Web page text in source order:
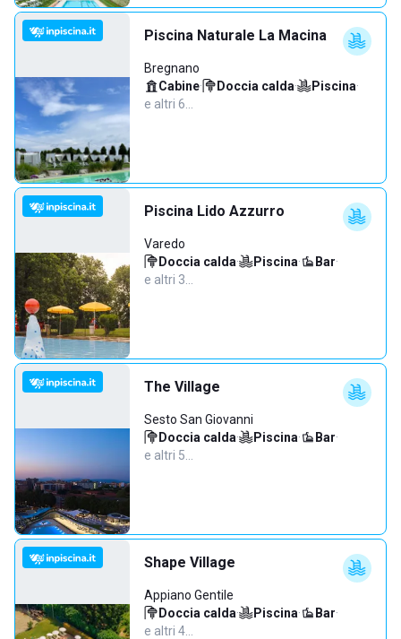
Piscina Naturale La Macina
Bregnano
Cabine· Doccia calda· Piscina·
e altri 6…
Piscina Lido Azzurro
Varedo
Doccia calda· Piscina· Bar·
e altri 3…
The Village
Sesto San Giovanni
Doccia calda· Piscina· Bar·
e altri 5…
Shape Village
Appiano Gentile
Doccia calda· Piscina· Bar·
e altri 4…